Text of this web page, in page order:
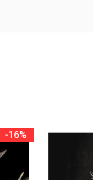
-16%